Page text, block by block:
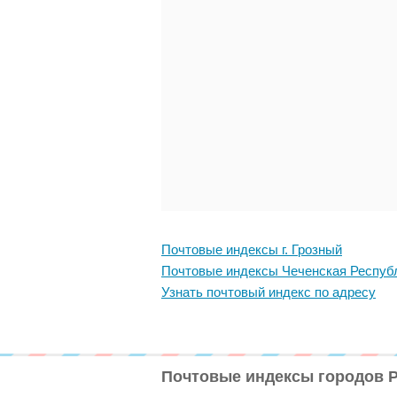
Почтовые индексы г. Грозный
Почтовые индексы Чеченская
Узнать почтовый индекс по адресу
Почтовые индексы городов